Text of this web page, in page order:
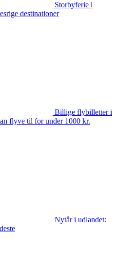
Storbyferie i
destinationer
Billige flybilletter i
flyve til for under 1000 kr.
Nytår i udlandet: